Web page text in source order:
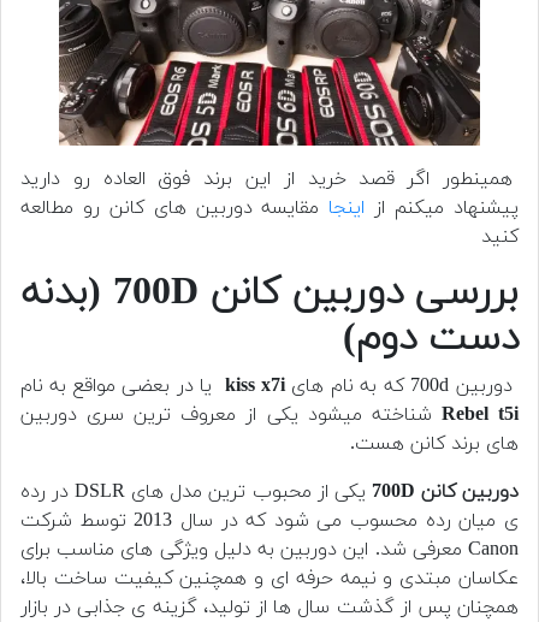
همینطور اگر قصد خرید از این برند فوق العاده رو دارید
پیشنهاد میکنم از اینجا مقایسه دوربین های کانن رو مطالعه
کنید
بررسی دوربین کانن 700D (بدنه
دست دوم)
دوربین 700d که به نام های kiss x7i یا در بعضی مواقع به نام
Rebel t5i شناخته میشود یکی از معروف ترین سری دوربین
های برند کانن هست.
دوربین کانن 700D
یکی از محبوب ترین مدل های DSLR در رده
ی میان رده محسوب می شود که در سال 2013 توسط شرکت
Canon معرفی شد. این دوربین به دلیل ویژگی های مناسب برای
عکاسان مبتدی و نیمه حرفه ای و همچنین کیفیت ساخت بالا،
همچنان پس از گذشت سال ها از تولید، گزینه ی جذابی در بازار